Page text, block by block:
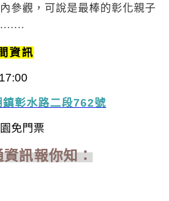
參觀，可說是最棒的彰化親子
資訊
彰水路二段762號
免門票
訊報你知：